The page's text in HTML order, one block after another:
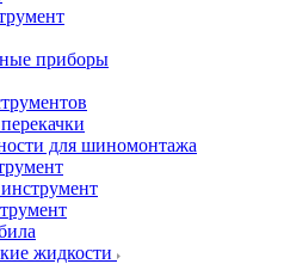
приборы
для шиномонтажа
жидкости